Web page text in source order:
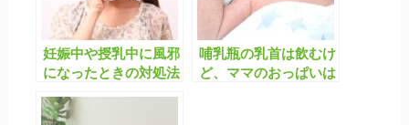
妊娠中や授乳中に風邪
になったときの対処法
哺乳瓶の乳首は飲むけ
ど、ママのおっぱいは